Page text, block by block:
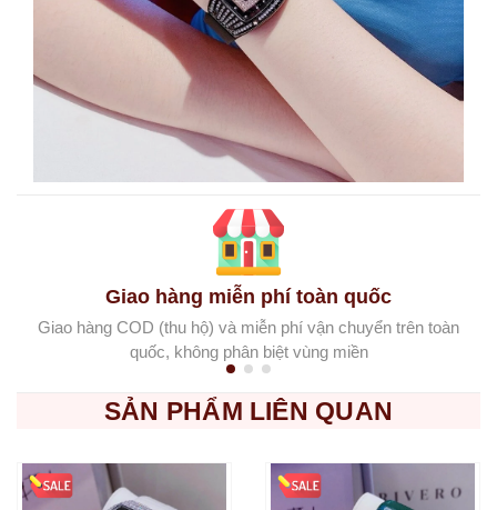
Giao hàng miễn phí toàn quốc
Giao hàng COD (thu hộ) và miễn phí vận chuyển trên toàn
quốc, không phân biệt vùng miền
SẢN PHẨM LIÊN QUAN